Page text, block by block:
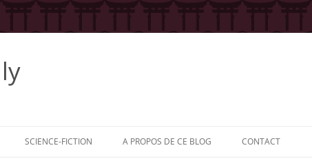
SCIENCE-FICTION A PROPOS DE CE BLOG CONTACT